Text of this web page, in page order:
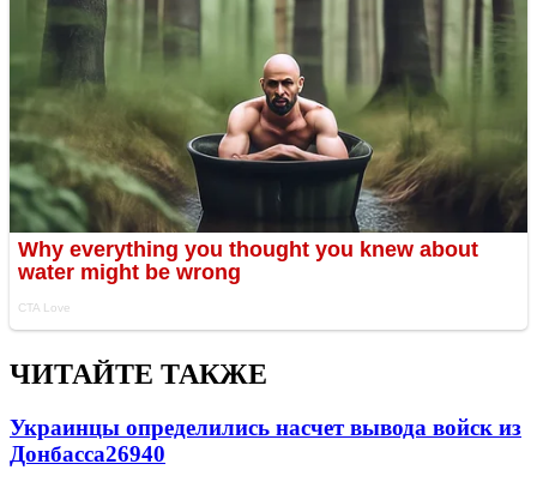
ЧИТАЙТЕ ТАКЖЕ
Украинцы определились насчет вывода войск из
Донбасса26940